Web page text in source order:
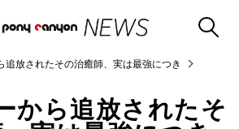
追放されたその治癒師、実は最強につき
から追放されたそ